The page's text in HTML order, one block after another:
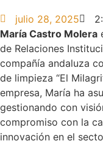
julio 28, 2025
María Castro Molera
de Relaciones
compañía andaluza
de limpieza “El
empresa, María ha
gestionando con
compromiso con la
innovación en el